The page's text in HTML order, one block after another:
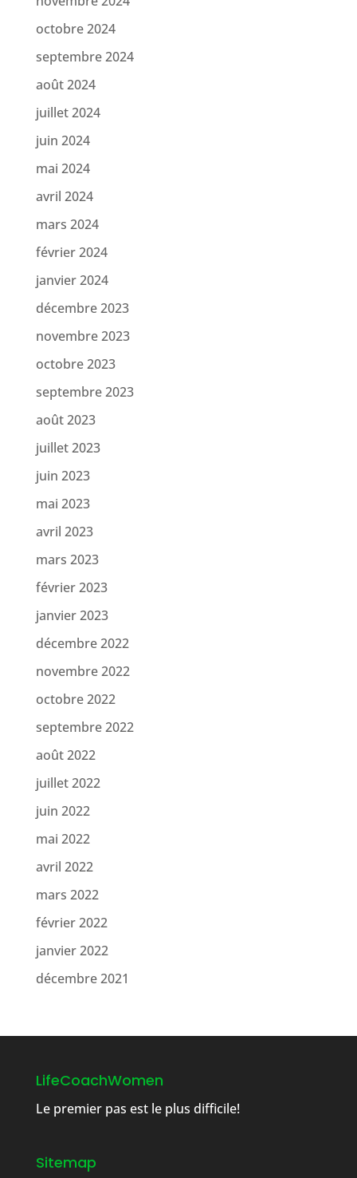
octobre 2024
septembre 2024
août 2024
juillet 2024
juin 2024
mai 2024
avril 2024
mars 2024
février 2024
janvier 2024
décembre 2023
novembre 2023
octobre 2023
septembre 2023
août 2023
juillet 2023
juin 2023
mai 2023
avril 2023
mars 2023
février 2023
janvier 2023
décembre 2022
novembre 2022
octobre 2022
septembre 2022
août 2022
juillet 2022
juin 2022
mai 2022
avril 2022
mars 2022
février 2022
janvier 2022
décembre 2021
LifeCoachWomen
Le premier pas est le plus difficile!
Sitemap